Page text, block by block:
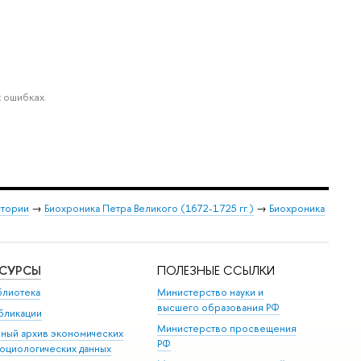
→ Биохроника Петра Великого (1672-1725 гг.) → Биохроника
архив экономических
данных
ПОЛЕЗНЫЕ ССЫЛКИ
Министерство науки и
высшего образования РФ
Министерство просвещения
РФ